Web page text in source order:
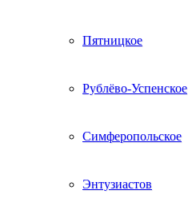
Пятницкое
Рублёво-Успенское
Симферопольское
Энтузиастов